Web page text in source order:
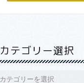
カテゴリー選択